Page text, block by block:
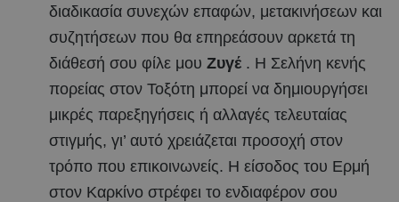
διαδικασία συνεχών επαφών, μετακινήσεων και
συζητήσεων που θα επηρεάσουν αρκετά τη
διάθεσή σου φίλε μου Ζυγέ . Η Σελήνη κενής
πορείας στον Τοξότη μπορεί να δημιουργήσει
μικρές παρεξηγήσεις ή αλλαγές τελευταίας
στιγμής, γι’ αυτό χρειάζεται προσοχή στον
τρόπο που επικοινωνείς. Η είσοδος του Ερμή
στον Καρκίνο στρέφει το ενδιαφέρον σου